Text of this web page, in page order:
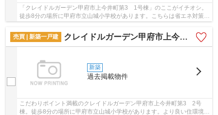
「クレイドルガーデン甲府市上今井町第3 1号棟」のここがイチオシ。
徒歩8分の場所に甲府市立山城小学校があります。こちらは省エネ対策に
売買 | 新築一戸建
クレイドルガーデン甲府市上今井町第3 2号棟
新築
過去掲載物件
こだわりポイント満載のクレイドルガーデン甲府市上今井町第3 2号
棟。徒歩8分の場所に甲府市立山城小学校があります。より良い住環境を